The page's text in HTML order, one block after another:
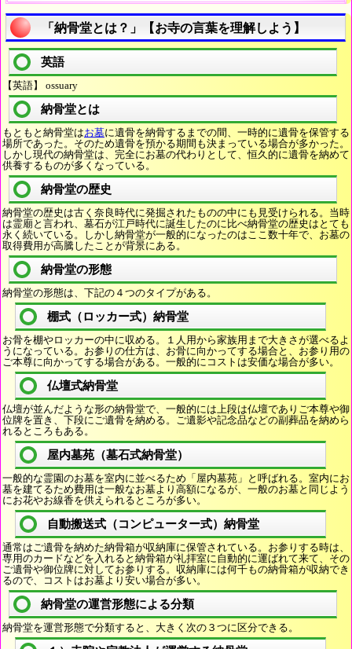
「納骨堂とは？」【お寺の言葉を理解しよう】
英語
【英語】 ossuary
納骨堂とは
もともと納骨堂はお墓に遺骨を納骨するまでの間、一時的に遺骨を保管する
場所であった。そのため遺骨を預かる期間も決まっている場合が多かった。
しかし現代の納骨堂は、完全にお墓の代わりとして、恒久的に遺骨を納めて
供養するものが多くなっている。
納骨堂の歴史
納骨堂の歴史は古く奈良時代に発掘されたものの中にも見受けられる。当時
は霊廟と言われ、墓石が江戸時代に誕生したのに比べ納骨堂の歴史はとても
永く続いている。しかし納骨堂が一般的になったのはここ数十年で、お墓の
取得費用が高騰したことが背景にある。
納骨堂の形態
納骨堂の形態は、下記の４つのタイプがある。
棚式（ロッカー式）納骨堂
お骨を棚やロッカーの中に収める。１人用から家族用まで大きさが選べるよ
うになっている。お参りの仕方は、お骨に向かってする場合と、お参り用の
ご本尊に向かってする場合がある。一般的にコストは安価な場合が多い。
仏壇式納骨堂
仏壇が並んだような形の納骨堂で、一般的には上段は仏壇でありご本尊や御
位牌を置き、下段にご遺骨を納める。ご遺影や記念品などの副葬品を納めら
れるところもある。
屋内墓苑（墓石式納骨堂）
一般的な霊園のお墓を室内に並べるため「屋内墓苑」と呼ばれる。室内にお
墓を建てるため費用は一般なお墓より高額になるが、一般のお墓と同じよう
にお花やお線香を供えられるところが多い。
自動搬送式（コンピューター式）納骨堂
通常はご遺骨を納めた納骨箱が収納庫に保管されている。お参りする時は、
専用のカードなどを入れると納骨箱が礼拝室に自動的に運ばれて来て、その
ご遺骨や御位牌に対してお参りする。収納庫には何千もの納骨箱が収納でき
るので、コストはお墓より安い場合が多い。
納骨堂の運営形態による分類
納骨堂を運営形態で分類すると、大きく次の３つに区分できる。